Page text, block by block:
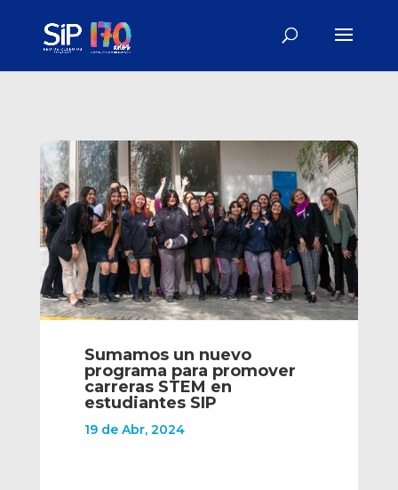
Sumamos un nuevo
programa para promover
carreras STEM en
estudiantes SIP
19 de Abr, 2024